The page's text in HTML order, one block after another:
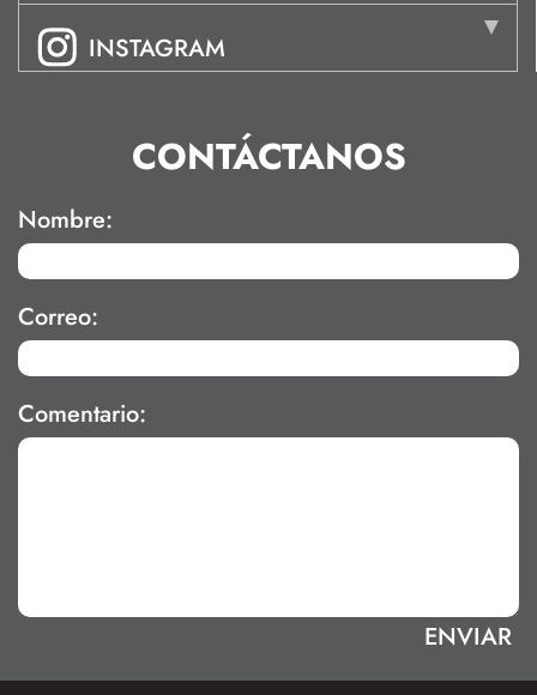
INSTAGRAM
CONTÁCTANOS
Nombre:
Correo:
Comentario: